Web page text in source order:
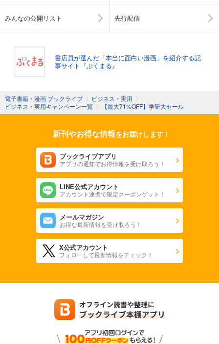
みんなの公開リスト 先行配信
書店員が選んだ「本当に面白い漫画」を紹介する記
事サイト『ぶくまる』
電子書籍・漫画 ブックライブ 〉 ビジネス・実用 〉
ビジネス・実用キャンペーン一覧 〉 【最大71%OFF】学研大セール
新刊やお得な情報をお届けします！
ブックライブアプリ
アプリの通知でお得情報を受け取ろう！
LINE公式アカウント
アカウント連携で限定クーポンゲット！
メールマガジン
お得な最新情報を受け取ろう！
X公式アカウント
フォローして最新情報をチェック！